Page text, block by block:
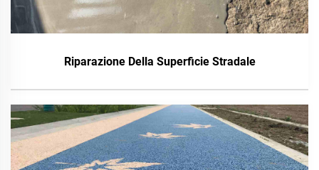
Riparazione Della Superficie Stradale